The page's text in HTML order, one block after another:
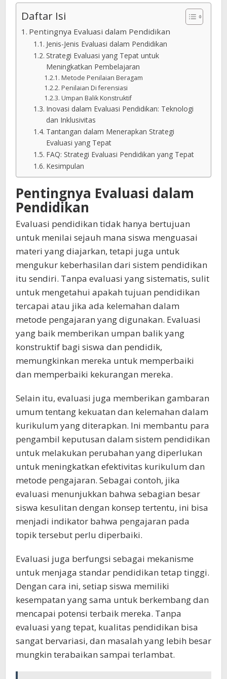
Daftar Isi
Pentingnya Evaluasi dalam Pendidikan
Jenis-Jenis Evaluasi dalam Pendidikan
Strategi Evaluasi yang Tepat untuk
Meningkatkan Pembelajaran
Metode Penilaian Beragam
Penilaian Di ferensiasi
Umpan Balik Konstruktif
Inovasi dalam Evaluasi Pendidikan: Teknologi
dan Inklusivitas
Tantangan dalam Menerapkan Strategi
Evaluasi yang Tepat
FAQ: Strategi Evaluasi Pendidikan yang Tepat
Kesimpulan
Pentingnya Evaluasi dalam
Pendidikan
Evaluasi pendidikan tidak hanya bertujuan
untuk menilai sejauh mana siswa menguasai
materi yang diajarkan, tetapi juga untuk
mengukur keberhasilan dari sistem pendidikan
itu sendiri. Tanpa evaluasi yang sistematis, sulit
untuk mengetahui apakah tujuan pendidikan
tercapai atau jika ada kelemahan dalam
metode pengajaran yang digunakan. Evaluasi
yang baik memberikan umpan balik yang
konstruktif bagi siswa dan pendidik,
memungkinkan mereka untuk memperbaiki
dan memperbaiki kekurangan mereka.
Selain itu, evaluasi juga memberikan gambaran
umum tentang kekuatan dan kelemahan dalam
kurikulum yang diterapkan. Ini membantu para
pengambil keputusan dalam sistem pendidikan
untuk melakukan perubahan yang diperlukan
untuk meningkatkan efektivitas kurikulum dan
metode pengajaran. Sebagai contoh, jika
evaluasi menunjukkan bahwa sebagian besar
siswa kesulitan dengan konsep tertentu, ini bisa
menjadi indikator bahwa pengajaran pada
topik tersebut perlu diperbaiki.
Evaluasi juga berfungsi sebagai mekanisme
untuk menjaga standar pendidikan tetap tinggi.
Dengan cara ini, setiap siswa memiliki
kesempatan yang sama untuk berkembang dan
mencapai potensi terbaik mereka. Tanpa
evaluasi yang tepat, kualitas pendidikan bisa
sangat bervariasi, dan masalah yang lebih besar
mungkin terabaikan sampai terlambat.